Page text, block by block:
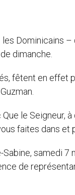
Dominicains
dimanche.
fêtent en effet
le Seigneur,
faites dans et
samedi 7
de